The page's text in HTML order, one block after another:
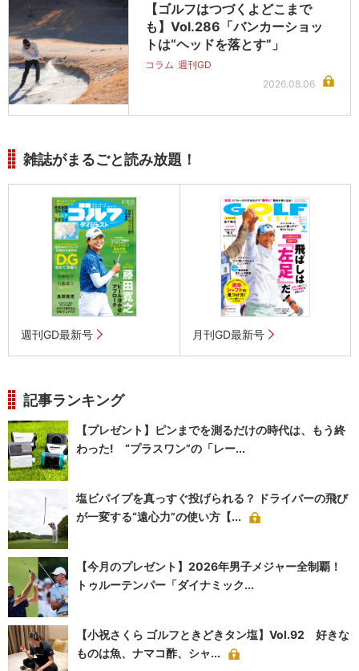
【ゴルフはつづくよどこまで
も】Vol.286「バンカーショッ
トは“ヘッドを落とす”」
コラム 週刊GD
2026.08.06
雑誌がまるごと読み放題！
週刊GD最新号 月刊GD最新号
記事ランキング
【プレゼント】ピンまでを測るだけの時代は、もう終
わった! “プラスワン”の「レー...
塩ビパイプを真っすぐ投げられる？ ドライバーの飛び
が一変する“遠心力”の使い方【...
【今月のプレゼント】2026年男子メジャー全制覇！
トゥルーテンパー「ダイナミック...
【小祝さくら ゴルフときどきタン塩】Vol.92 好きな
ものは魚、ナマコ酢、シャ...